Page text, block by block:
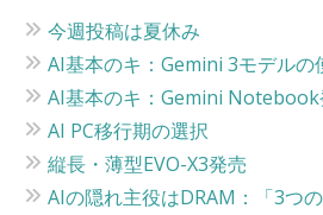
ー
シ
ョ
ン
今週投稿は夏休み
AI基本のキ：Gemini 3モデルの
AI基本のキ：Gemini Notebook
AI PC移行期の選択
縦長・薄型EVO-X3発売
AIの隠れ主役はDRAM：「3つ